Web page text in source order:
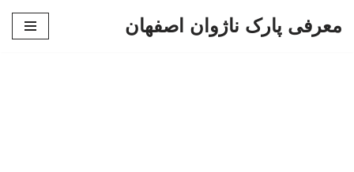
معرفی پارک ناژوان اصفهان